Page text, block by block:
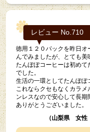
レビュー No.710
徳用１２０パックを昨日
んでみましたが、とても美
たんぽぽコーヒーは初め
でした。
生活の一環としてたんぽぽ
これならクセもなくカラ
ンレスなので安心して長期
ありがとうございました。
（山梨県 女性